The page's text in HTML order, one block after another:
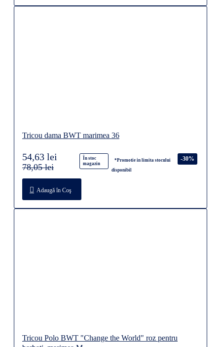
Tricou dama BWT marimea 36
În stoc
magazin
*Promotie in limita stocului
disponibil
-30%
54,63 lei
78,05 lei
Adaugă în Coş
Tricou Polo BWT "Change the World" roz pentru